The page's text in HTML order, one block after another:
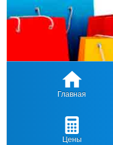
Главная
Цены